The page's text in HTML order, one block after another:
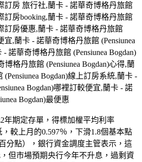
訂房 旅行社,蘭卡 - 諾華奇博格丹旅館
訂房booking,蘭卡 - 諾華奇博格丹旅館
訂房優惠,蘭卡 - 諾華奇博格丹旅館
宜,蘭卡 - 諾華奇博格丹旅館 (Pensiunea
諾華奇博格丹旅館 (Pensiunea Bogdan)
格丹旅館 (Pensiunea Bogdan)心得,蘭
Bogdan)線上訂房系統,蘭卡 -
Bogdan)哪裡訂較便宜,蘭卡 - 諾
Bogdan)最便惠
年期定存單，得標加權平均利率
較上月的0.597％，下滑1.8個基本點
分點），銀行資金調度主管表示，這
但市場預期央行今年不升息，過剩資